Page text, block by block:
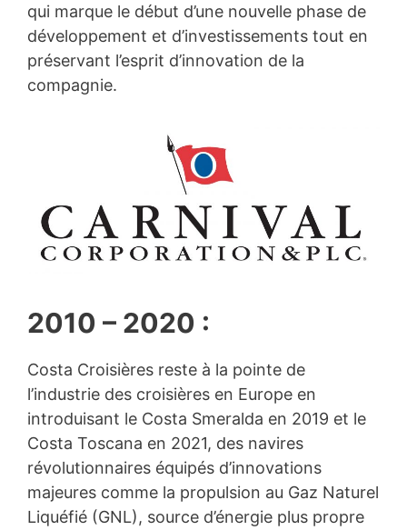
qui marque le début d’une nouvelle phase de
développement et d’investissements tout en
préservant l’esprit d’innovation de la
compagnie.
2010 – 2020 :
Costa Croisières reste à la pointe de
l’industrie des croisières en Europe en
introduisant le Costa Smeralda en 2019 et le
Costa Toscana en 2021, des navires
révolutionnaires équipés d’innovations
majeures comme la propulsion au Gaz Naturel
Liquéfié (GNL), source d’énergie plus propre